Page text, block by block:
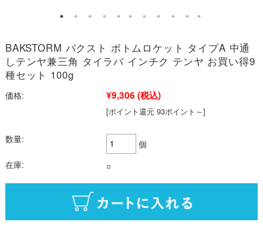
BAKSTORM バクスト ボトムロケット タイプA 中通
しテンヤ兼三角 タイラバ インチク テンヤ お買い得9
種セット 100g
価格: ¥9,306 (税込)
[ポイント還元 93ポイント～]
数量:
個
在庫:
○